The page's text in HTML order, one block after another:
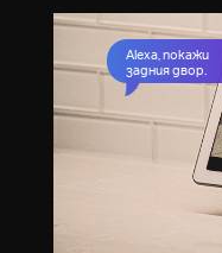
Alexa, покажи
задния двор.